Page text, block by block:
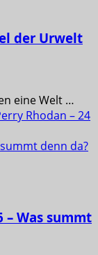
der Urwelt
eine Welt …
Rhodan – 24
denn da?
– Was summt